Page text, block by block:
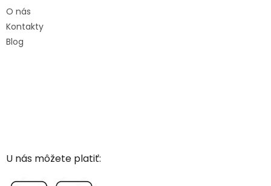
O nás
Kontakty
Blog
U nás môžete platiť: